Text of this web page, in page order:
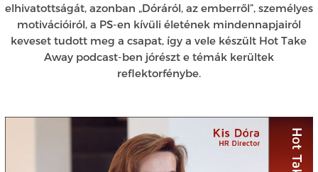
elhivatottságát, azonban „Dóráról, az emberről”, személyes
motivációiról, a PS-en kívüli életének mindennapjairól
keveset tudott meg a csapat, így a vele készült Hot Take
Away podcast-ben jórészt e témák kerültek
reflektorfénybe.